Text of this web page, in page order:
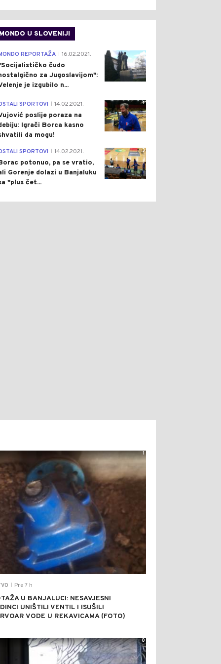
| Pre 8 h
PRIREDIO SVEČANU
ZA ZELENSKOG:
TEME
U BEOGRADU
VJETAR PONOVO
RAZBUKTAO VATRU PA JE
VATROGASCI SAVLADALI:
POŽAR IZNAD SELA LUKA
MONDO U SLOVENIJI
4
REPORTAŽA 16.02.2021.
čudo
za Jugoslavijom":
je izgubilo n...
1
SPORTOVI 14.02.2021.
poslije poraza na
Igrači Borca kasno
da mogu!
3
SPORTOVI 14.02.2021.
potonuo, pa se vratio,
Gorenje dolazi u Banjaluku
"plus čet...
Pre 7 h
U BANJALUCI: NESAVJESNI
UNIŠTILI VENTIL I ISUŠILI
VODE U REKAVICAMA (FOTO)
1
0